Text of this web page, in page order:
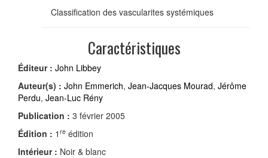
Classification des vascularites systémiques
Caractéristiques
Éditeur : John Libbey
Auteur(s) : John Emmerich, Jean-Jacques Mourad, Jérôme
Perdu, Jean-Luc Rény
Publication : 3 février 2005
Édition : 1 re édition
Intérieur : Noir & blanc